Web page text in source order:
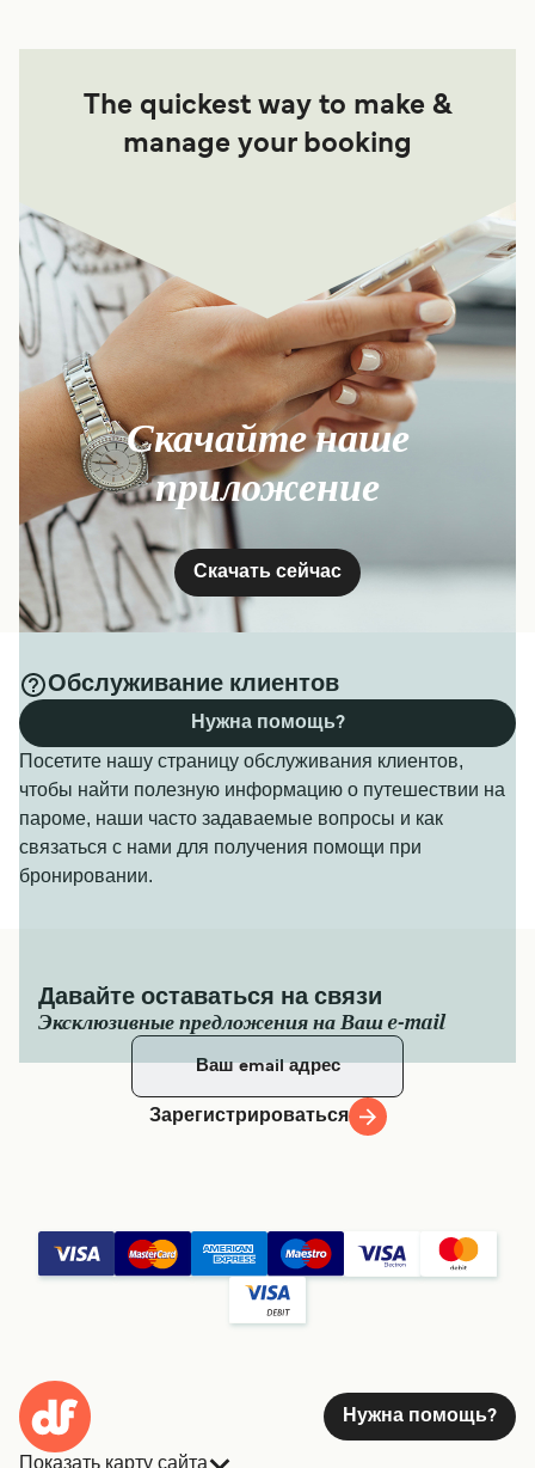
The quickest way to make &
manage your booking
Скачайте наше
приложение
Скачать сейчас
Обслуживание клиентов
Посетите нашу страницу обслуживания клиентов,
чтобы найти полезную информацию о путешествии на
пароме, наши часто задаваемые вопросы и как
связаться с нами для получения помощи при
бронировании.
Нужна помощь?
Давайте оставаться на связи
Эксклюзивные предложения на Ваш e-mail
Зарегистрироваться
Нужна помощь?
Показать карту сайта